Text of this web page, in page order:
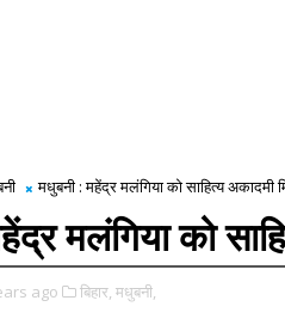
मधुबनी : महेंद्र मलंगिया को साहित्य अकादमी
मलंगिया को
ago बिहार, मधुबनी,